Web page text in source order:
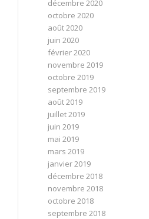
décembre 2020
octobre 2020
août 2020
juin 2020
février 2020
novembre 2019
octobre 2019
septembre 2019
août 2019
juillet 2019
juin 2019
mai 2019
mars 2019
janvier 2019
décembre 2018
novembre 2018
octobre 2018
septembre 2018